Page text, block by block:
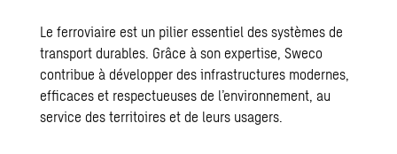
Le ferroviaire est un pilier essentiel des systèmes de
transport durables. Grâce à son expertise, Sweco
contribue à développer des infrastructures modernes,
efficaces et respectueuses de l’environnement, au
service des territoires et de leurs usagers.